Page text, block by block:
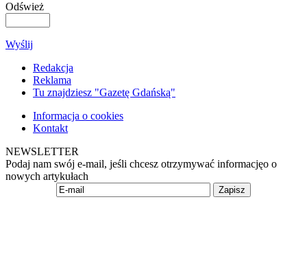
Odśwież
Wyślij
Redakcja
Reklama
Tu znajdziesz "Gazetę Gdańską"
Informacja o cookies
Kontakt
NEWSLETTER
Podaj nam swój e-mail, jeśli chcesz otrzymywać informacjęo o
nowych artykułach
Zapisz